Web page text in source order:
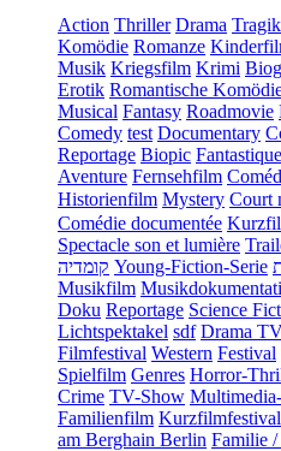
Action Thriller Drama
Komödie Romanze
Musik Kriegsfilm Krimi
Erotik Romantische
Musical Fantasy Roadmovie
Comedy test Documentary
Reportage Biopic Fantastique
Aventure Fernsehfilm
Historienfilm Mystery Court
Comédie documentée
Spectacle son et lumière
קומדיה Young-Fiction-Serie
Musikfilm
Doku Reportage Science
Lichtspektakel sdf Drama
Filmfestival Western Festival
Spielfilm Genres Horror-
Crime TV-Show
Familienfilm Kurzfilmfestival
am Berghain Berlin Familie